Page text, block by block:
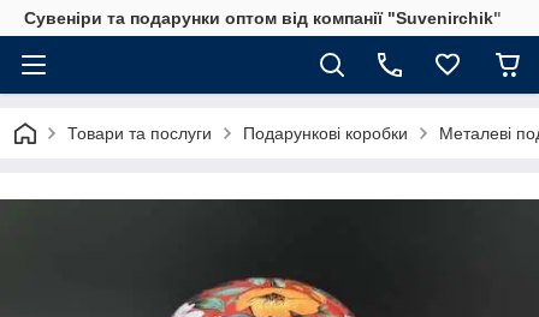
Сувеніри та подарунки оптом від компанії "Suvenirchik"
Товари та послуги Подарункові коробки Металеві